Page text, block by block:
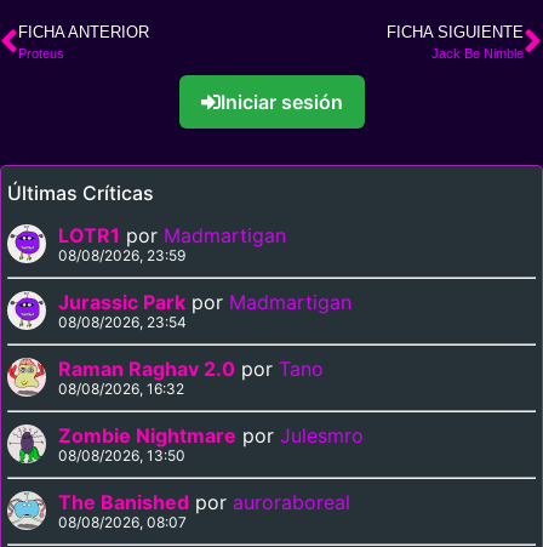
FICHA ANTERIOR
Proteus
FICHA SIGUIENTE
Jack Be Nimble
Iniciar sesión
Últimas Críticas
LOTR1 por Madmartigan
08/08/2026, 23:59
Jurassic Park por Madmartigan
08/08/2026, 23:54
Raman Raghav 2.0 por Tano
08/08/2026, 16:32
Zombie Nightmare por Julesmro
08/08/2026, 13:50
The Banished por auroraboreal
08/08/2026, 08:07